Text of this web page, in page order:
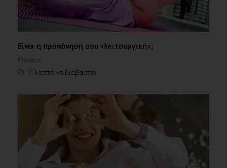
Είναι η προπόνησή σου «λειτουργική»;
Fitness
1 λεπτό να διαβαστεί